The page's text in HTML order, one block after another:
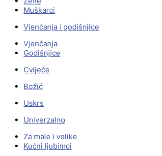
Muškarci
Vjenčanja i godišnjice
Vjenčanja
Godišnjice
Cvijeće
Božić
Uskrs
Univerzalno
Za male i velike
Kućni ljubimci